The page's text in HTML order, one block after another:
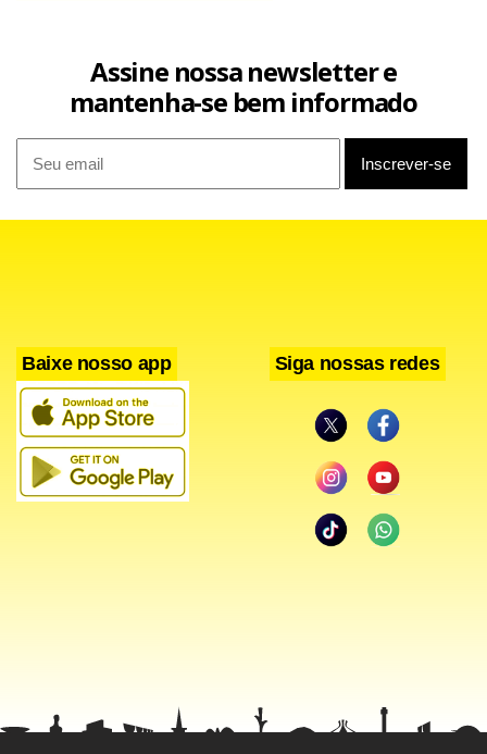
confiabilidade do grupo foi comprovada pelos seus mais
bilhões) em desenvolvimento e pesquisa em suas unidades
espanholas. Fonte: Associated Press.
Assine nossa newsletter e
mantenha-se bem informado
Baixe nosso app Siga nossas redes